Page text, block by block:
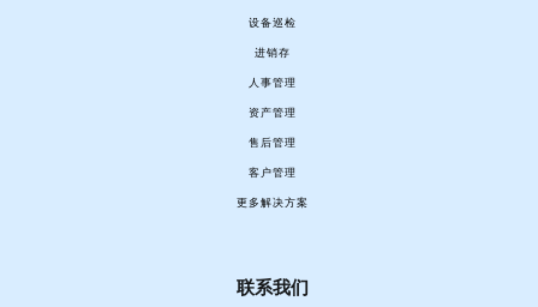
设备巡检
进销存
人事管理
资产管理
售后管理
客户管理
更多解决方案
联系我们